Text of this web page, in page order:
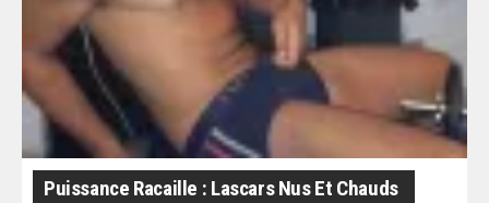
Puissance Racaille : Lascars Nus Et Chauds